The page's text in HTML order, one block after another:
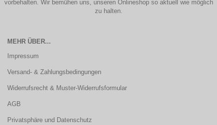
vorbehalten. Wir bemühen uns, unseren Onlineshop so aktuell wie möglich
zu halten.
MEHR ÜBER...
Impressum
Versand- & Zahlungsbedingungen
Widerrufsrecht & Muster-Widerrufsformular
AGB
Privatsphäre und Datenschutz